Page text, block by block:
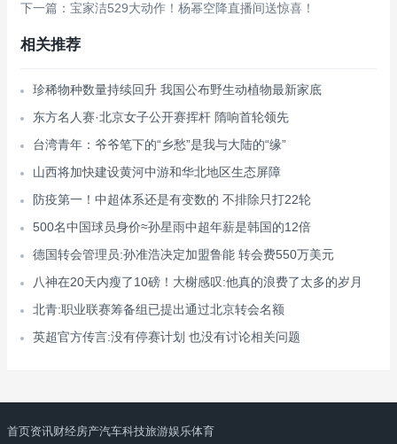
下一篇：宝家洁529大动作！杨幂空降直播间送惊喜！
相关推荐
珍稀物种数量持续回升 我国公布野生动植物最新家底
东方名人赛·北京女子公开赛挥杆 隋响首轮领先
台湾青年：爷爷笔下的“乡愁”是我与大陆的“缘”
山西将加快建设黄河中游和华北地区生态屏障
防疫第一！中超体系还是有变数的 不排除只打22轮
500名中国球员身价≈孙星雨中超年薪是韩国的12倍
德国转会管理员:孙准浩决定加盟鲁能 转会费550万美元
八神在20天内瘦了10磅！大榭感叹:他真的浪费了太多的岁月
北青:职业联赛筹备组已提出通过北京转会名额
英超官方传言:没有停赛计划 也没有讨论相关问题
首页资讯财经房产汽车科技旅游娱乐体育